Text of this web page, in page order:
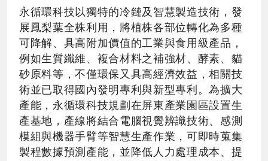
永循環科技以獨特的冷鏈及智慧製造技術，發
展鳳梨葉全株利用，將植株各部位轉化為多種
可降解、具高附加價值的工業與食用級產品，
例如生質纖維、複合材料之補強材、酵素、貓
砂原料等，不僅環保又具高經濟效益，相關技
術並已取得國內發明專利與新型專利。為擴大
產能，永循環科技規劃在屏東產業園區設置生
產基地，產線將結合電腦視覺辨識技術、感測
模組與機器手臂等智慧生產作業，可即時蒐集
製程數據預測產能，並降低人力處理成本、提